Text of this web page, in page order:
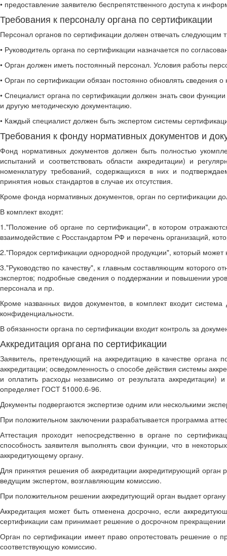
• предоставление заявителю беспрепятственного доступа к
Требования к персоналу органа по сертификации
Персонал органов по сертификации должен отвечать следующим
• Руководитель органа по сертификации назначается по
• Орган должен иметь постоянный персонал. Условия работы
• Орган по сертификации обязан постоянно обновлять сведения
• Специалист органа по сертификации должен знать свои
и другую методическую документацию.
• Каждый специалист должен быть экспертом системы
Требования к фонду нормативных документов и
Фонд нормативных документов должен быть полностью
испытаний и соответствовать области аккредитации) и
номенклатуру требований, содержащихся в них и
принятия новых стандартов в случае их отсутствия.
Кроме фонда нормативных документов, орган по сертификации
В комплект входят:
1."Положение об органе по сертификации", в котором
взаимодействие с Росстандартом РФ и перечень организаций,
2."Порядок сертификации однородной продукции", который
3."Руководство по качеству", к главным составляющим которого
экспертов; подробные сведения о поддержании и повышении
персонала и пр.
Кроме названных видов документов, в комплект входит
конфиденциальности.
В обязанности органа по сертификации входит контроль за
Аккредитация органа по сертификации
Заявитель, претендующий на аккредитацию в качестве органа
аккредитации; осведомленность о способе действия системы
и оплатить расходы независимо от результата
определяет ГОСТ 51000.6-96.
Документы подвергаются экспертизе одним или несколькими
При положительном заключении разрабатывается программа
Аттестация проходит непосредственно в органе по
способность заявителя выполнять свои функции, что в
аккредитующему органу.
Для принятия решения об аккредитации аккредитирующий орган
ведущим экспертом, возглавляющим комиссию.
При положительном решении аккредитующий орган выдает органу
Аккредитация может быть отменена досрочно, если
сертификации сам принимает решение о досрочном прекращении
Орган по сертификации имеет право опротестовать решение о
соответствующую комиссию.